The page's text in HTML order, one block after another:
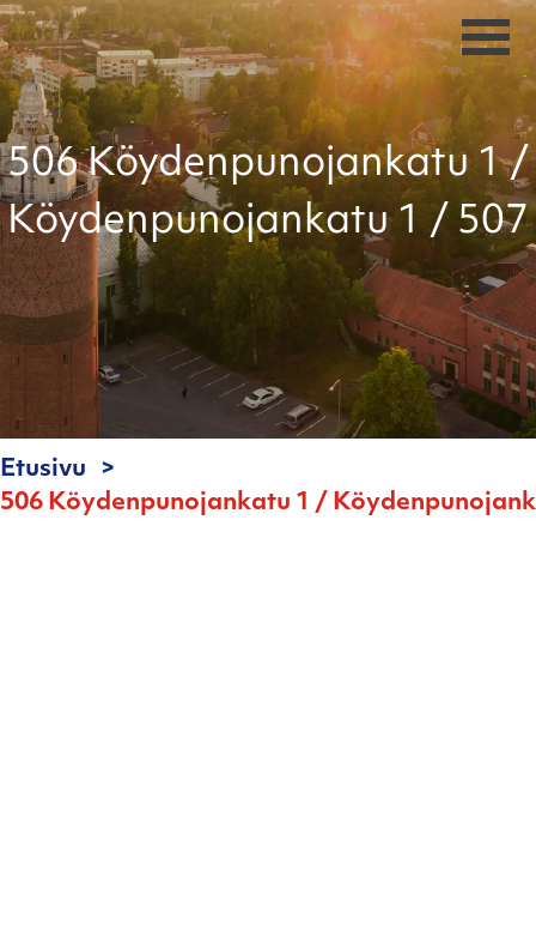
506 Köydenpunojankatu 1 /
Köydenpunojankatu 1 / 507
Etusivu
506 Köydenpunojankatu 1 /